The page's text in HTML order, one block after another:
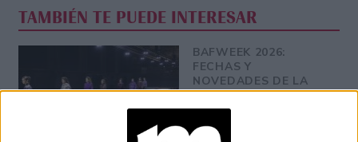
TAMBIÉN TE PUEDE INTERESAR
BAFWEEK 2026:
FECHAS Y
NOVEDADES DE LA
SEMANA DE LA
MODA DE BUENOS
AIRES